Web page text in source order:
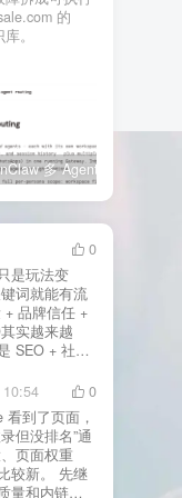
的
。
0
是玩法变
词就能有流
+ 品牌信任 +
实越来越
SEO + 社媒
但不能再当 0
到了页面，
但没排名”通
页面权重
较新。 先继
量和内链，